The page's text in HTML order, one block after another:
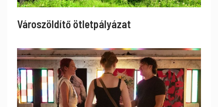
Városzöldítő ötletpályázat